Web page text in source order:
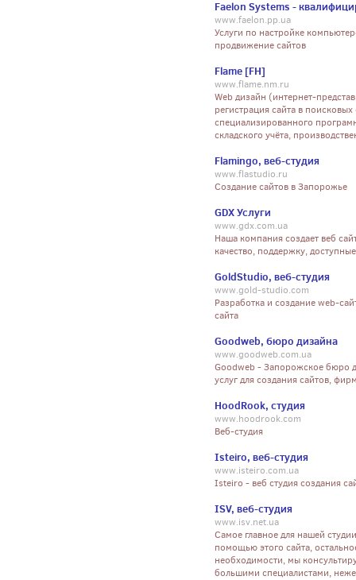
Faelon Systems -
www.faelon.pp.ua
Услуги по настройке
продвижение сайтов
Flame [FH]
www.flame.nm.ru
Web дизайн (интернет-
регистрация сайта в
специализированного
складского учёта,
Flamingo, веб-студия
www.flastudio.ru
Создание сайтов в Запорожье
GDX Услуги
www.gdx.com.ua
Наша компания создает веб
качество, поддержку,
GoldStudio, веб-студия
www.gold-studio.com
Разработка и создание web-
сайта
Goodweb, бюро дизайна
www.goodweb.com.ua
Goodweb - Запорожское бюро
услуг для создания сайтов,
HoodRook, студия
www.hoodrook.com
Веб-студия
Isteiro, веб-студия
www.isteiro.com.ua
Isteiro - веб студия создания
ISV, веб-студия
www.isv.net.ua
Самое главное для нашей
помощью этого сайта,
необходимости, мы
большими специалистами,